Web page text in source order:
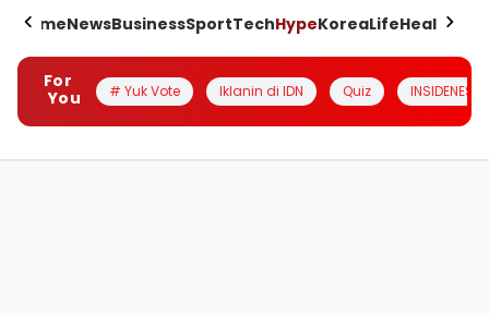
HomeNewsBusinessSportTechHypeKoreaLifeHealth
For
You
# Yuk Vote Iklanin di IDN Quiz INSIDENESIA